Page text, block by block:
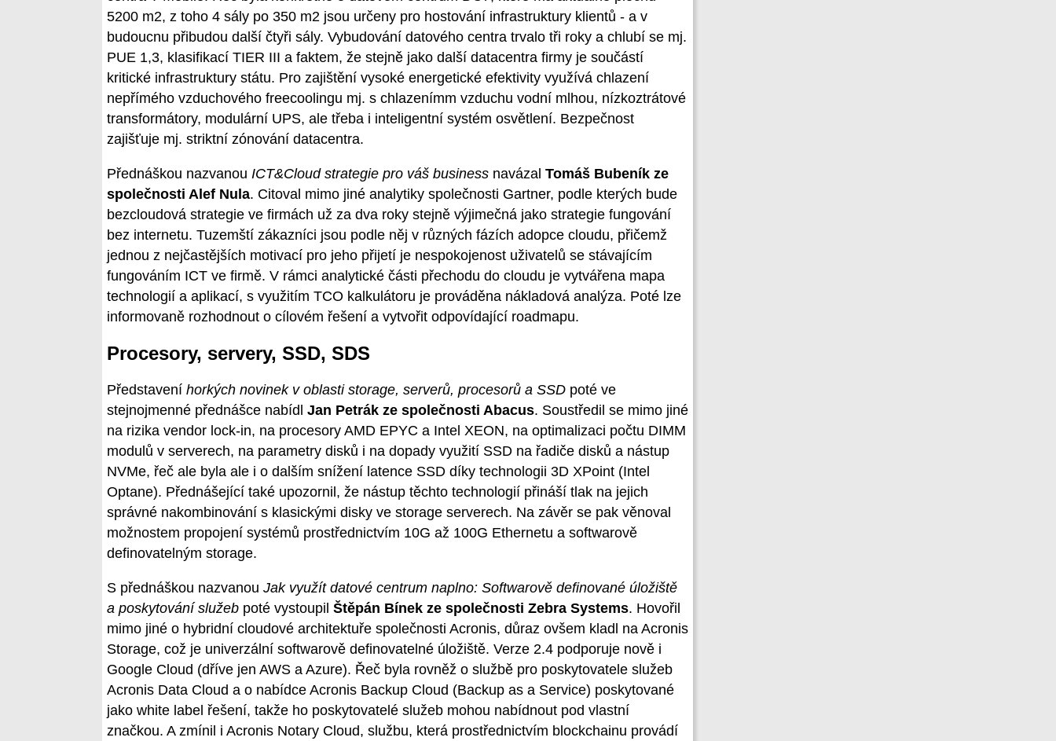
5200 m2, z toho 4 sály po 350 m2 jsou určeny pro hostování infrastruktury klientů - a v
budoucnu přibudou další čtyři sály. Vybudování datového centra trvalo tři roky a chlubí se mj.
PUE 1,3, klasifikací TIER III a faktem, že stejně jako další datacentra firmy je součástí
kritické infrastruktury státu. Pro zajištění vysoké energetické efektivity využívá chlazení
nepřímého vzduchového freecoolingu mj. s chlazenímm vzduchu vodní mlhou, nízkoztrátové
transformátory, modulární UPS, ale třeba i inteligentní systém osvětlení. Bezpečnost
zajišťuje mj. striktní zónování datacentra.
Přednáškou nazvanou ICT&Cloud strategie pro váš business navázal Tomáš Bubeník ze
společnosti Alef Nula. Citoval mimo jiné analytiky společnosti Gartner, podle kterých bude
bezcloudová strategie ve firmách už za dva roky stejně výjimečná jako strategie fungování
bez internetu. Tuzemští zákazníci jsou podle něj v různých fázích adopce cloudu, přičemž
jednou z nejčastějších motivací pro jeho přijetí je nespokojenost uživatelů se stávajícím
fungováním ICT ve firmě. V rámci analytické části přechodu do cloudu je vytvářena mapa
technologií a aplikací, s využitím TCO kalkulátoru je prováděna nákladová analýza. Poté lze
informovaně rozhodnout o cílovém řešení a vytvořit odpovídající roadmapu.
Procesory, servery, SSD, SDS
Představení horkých novinek v oblasti storage, serverů, procesorů a SSD poté ve
stejnojmenné přednášce nabídl Jan Petrák ze společnosti Abacus. Soustředil se mimo jiné
na rizika vendor lock-in, na procesory AMD EPYC a Intel XEON, na optimalizaci počtu DIMM
modulů v serverech, na parametry disků i na dopady využití SSD na řadiče disků a nástup
NVMe, řeč ale byla ale i o dalším snížení latence SSD díky technologii 3D XPoint (Intel
Optane). Přednášející také upozornil, že nástup těchto technologií přináší tlak na jejich
správné nakombinování s klasickými disky ve storage serverech. Na závěr se pak věnoval
možnostem propojení systémů prostřednictvím 10G až 100G Ethernetu a softwarově
definovatelným storage.
S přednáškou nazvanou Jak využít datové centrum naplno: Softwarově definované úložiště
a poskytování služeb poté vystoupil Štěpán Bínek ze společnosti Zebra Systems. Hovořil
mimo jiné o hybridní cloudové architektuře společnosti Acronis, důraz ovšem kladl na Acronis
Storage, což je univerzální softwarově definovatelné úložiště. Verze 2.4 podporuje nově i
Google Cloud (dříve jen AWS a Azure). Řeč byla rovněž o službě pro poskytovatele služeb
Acronis Data Cloud a o nabídce Acronis Backup Cloud (Backup as a Service) poskytované
jako white label řešení, takže ho poskytovatelé služeb mohou nabídnout pod vlastní
značkou. A zmínil i Acronis Notary Cloud, službu, která prostřednictvím blockchainu provádí